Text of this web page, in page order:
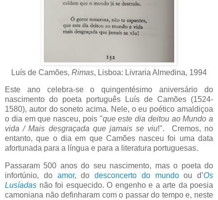
Luís de Camões, Rimas, Lisboa: Livraria Almedina, 1994
Este ano celebra-se o quingentésimo aniversário do
nascimento do poeta português Luís de Camões (1524-
1580), autor do soneto acima. Nele, o eu poético amaldiçoa
o dia em que nasceu, pois "que este dia deitou ao Mundo a
vida / Mais desgraçada que jamais se viu!". Cremos, no
entanto, que o dia em que Camões nasceu foi uma data
afortunada para a língua e para a literatura portuguesas.
Passaram 500 anos do seu nascimento, mas o poeta do
infortúnio, do amor, do desconcerto do mundoou d’Os
Lusíadas não foi esquecido. O engenho e a arte da poesia
camoniana não definharam com o passar do tempo e, neste